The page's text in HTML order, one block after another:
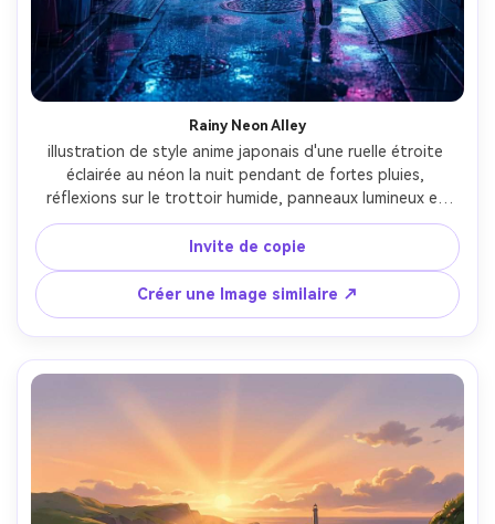
Rainy Neon Alley
illustration de style anime japonais d'une ruelle étroite
éclairée au néon la nuit pendant de fortes pluies,
réflexions sur le trottoir humide, panneaux lumineux et
distributeurs automatiques, vapeur montant des grilles
de rue, palette bleue et magenta humoreuse, art de ligne
nette, textures de fond peintes, éclairage dramatique et
profondeur, paysage d'anime cinématographique, objectif
85mm, profondeur de champ peu profonde-AR 4:5
Invite de copie
Créer une Image similaire ↗